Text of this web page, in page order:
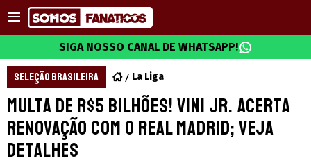
SIGA NOSSO CANAL DE WHATSAPP!
SELEÇÃO BRASILEIRA La Liga
Multa de R$5 bilhões! Vini Jr. acerta
renovação com o Real Madrid; veja
detalhes